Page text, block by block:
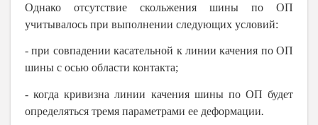
Однако отсутствие скольжения шины по ОП
учитывалось при выполнении следующих условий:
- при совпадении касательной к линии качения по ОП
шины с осью области контакта;
- когда кривизна линии качения шины по ОП будет
определяться тремя параметрами ее деформации.